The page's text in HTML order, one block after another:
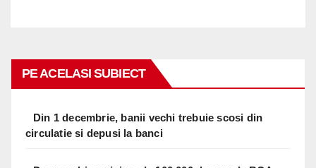
PE ACELASI SUBIECT
Din 1 decembrie, banii vechi trebuie scosi din
circulatie si depusi la banci